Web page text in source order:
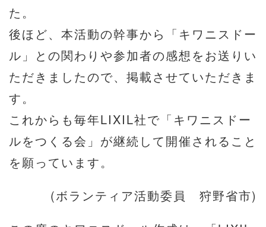
た。
後ほど、本活動の幹事から「キワニスドー
ル」との関わりや参加者の感想をお送りい
ただきましたので、掲載させていただきま
す。
これからも毎年LIXIL社で「キワニスドー
ルをつくる会」が継続して開催されること
を願っています。
(ボランティア活動委員 狩野省市)